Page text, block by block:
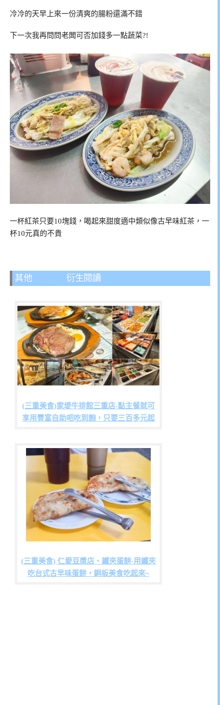
冷冷的天早上來一份清爽的腸粉還滿不錯
下一次我再問問老闆可否加錢多一點蔬菜?!
一杯紅茶只要10塊錢，喝起來甜度適中類似像古早味紅茶，一
杯10元真的不貴
其他三重美食 衍生閱讀
(三重美食)家堤牛排館三重店-點主餐就可
享用豐富自助吧吃到飽，只要三百多元起
(三重美食) 仁愛豆漿店、鐵夾蛋餅-用鐵夾
吃台式古早味蛋餅，銅板美食吃起來~